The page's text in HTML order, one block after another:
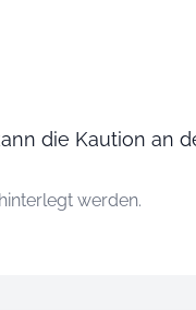
die Kaution an
werden.